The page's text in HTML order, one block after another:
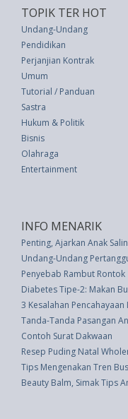
TOPIK TER HOT
Undang-Undang
Pendidikan
Perjanjian Kontrak
Umum
Tutorial / Panduan
Sastra
Hukum & Politik
Bisnis
Olahraga
Entertainment
INFO MENARIK
Penting, Ajarkan Anak
Undang-Undang
Penyebab Rambut Rontok
Diabetes Tipe-2: Makan
3 Kesalahan Pencahayaan
Tanda-Tanda Pasangan
Contoh Surat Dakwaan
Resep Puding Natal
Tips Mengenakan Tren
Beauty Balm, Simak Tips